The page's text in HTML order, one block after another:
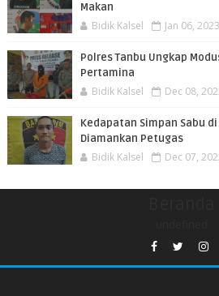
Makan
Bidik Kalsel Jan 06, 2023
Polres Tanbu Ungkap
Pertamina
Bidik Kalsel Dec 08,
Kedapatan Simpan Sabu
Diamankan Petugas
Bidik Kalsel Dec 07,